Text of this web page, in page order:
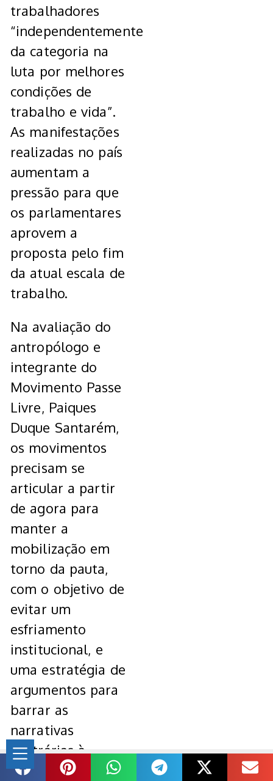
trabalhadores
“independentemente
da categoria na
luta por melhores
condições de
trabalho e vida”.
As manifestações
realizadas no país
aumentam a
pressão para que
os parlamentares
aprovem a
proposta pelo fim
da atual escala de
trabalho.
Na avaliação do
antropólogo e
integrante do
Movimento Passe
Livre, Paiques
Duque Santarém,
os movimentos
precisam se
articular a partir
de agora para
manter a
mobilização em
torno da pauta,
com o objetivo de
evitar um
esfriamento
institucional, e
uma estratégia de
argumentos para
barrar as
narrativas
contrárias à
proposta.